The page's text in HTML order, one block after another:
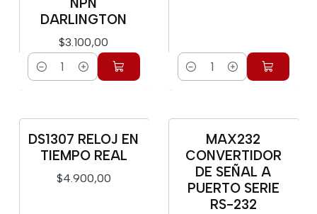
DARLINGTON
$3.100,00
Cantidad Cantidad
DS1307 RELOJ EN
TIEMPO REAL
$4.900,00
MAX232
CONVERTIDOR
DE SEÑAL A
PUERTO SERIE
RS-232